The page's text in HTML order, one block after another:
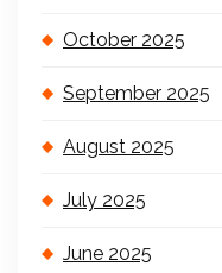
October 2025
September 2025
August 2025
July 2025
June 2025